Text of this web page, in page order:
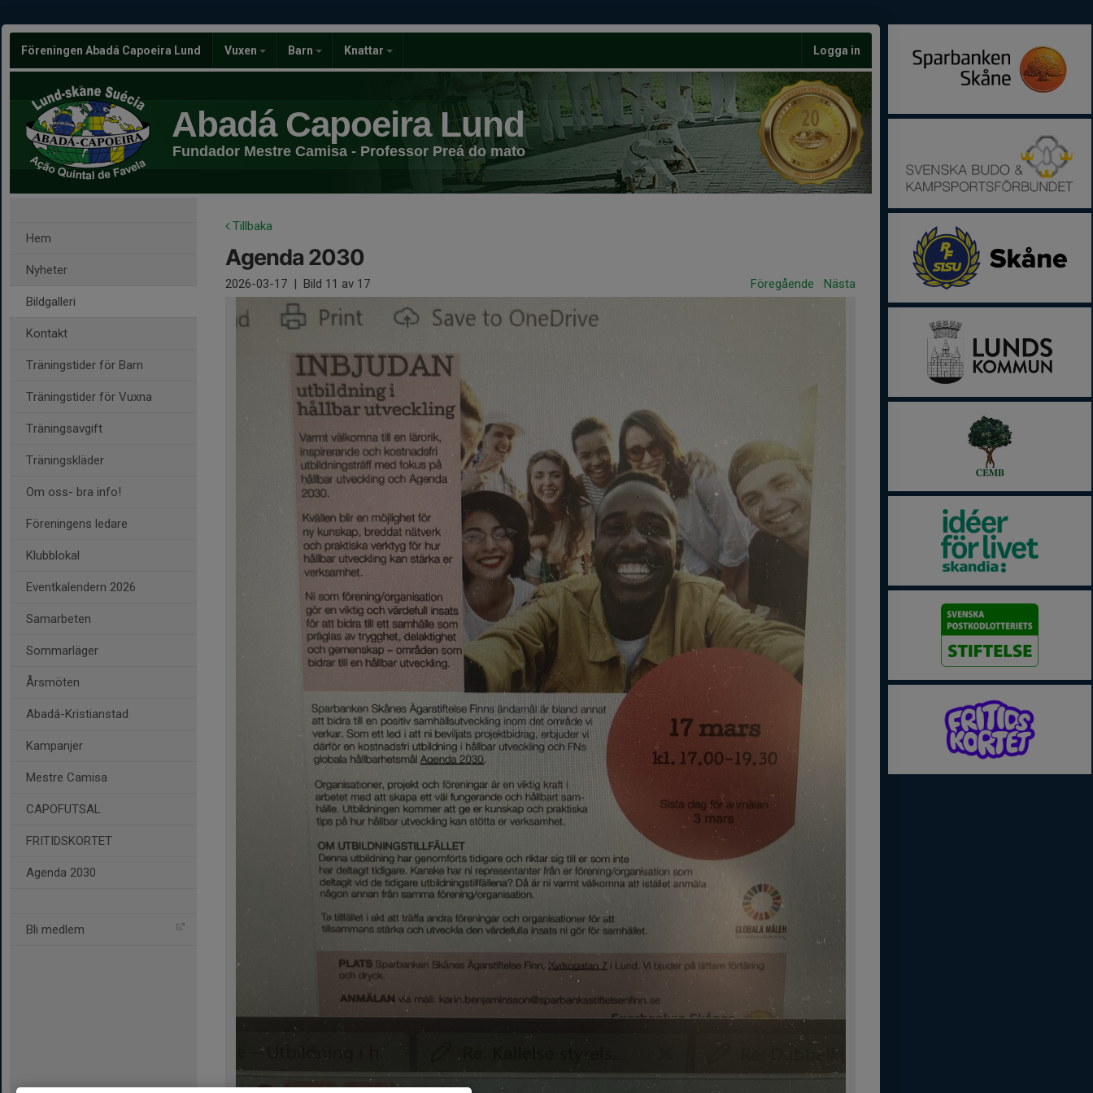
Föreningen Abadá Capoeira Lund Vuxen Barn Knattar Logga in
Abadá Capoeira Lund
Fundador Mestre Camisa - Professor Preá do mato
Hem
Nyheter
Bildgalleri
Kontakt
Träningstider för Barn
Träningstider för Vuxna
Träningsavgift
Träningskläder
Om oss- bra info!
Föreningens ledare
Klubblokal
Eventkalendern 2026
Samarbeten
Sommarläger
Årsmöten
Abadá-Kristianstad
Kampanjer
Mestre Camisa
CAPOFUTSAL
FRITIDSKORTET
Agenda 2030
Bli medlem
Tillbaka
Agenda 2030
2026-03-17 | Bild 11 av 17 Föregående Nästa